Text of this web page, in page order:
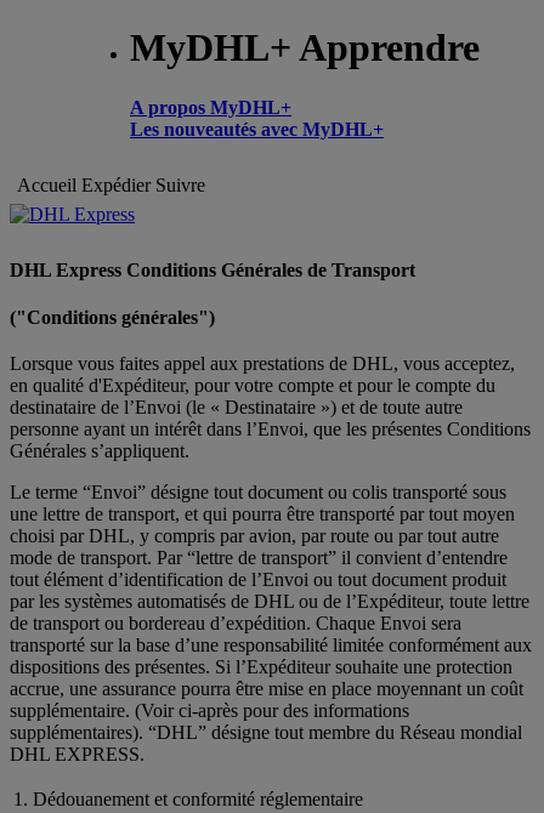
MyDHL+ Apprendre
A propos MyDHL+
Les nouveautés avec MyDHL+
Accueil Expédier Suivre
DHL Express Conditions Générales de Transport
("Conditions générales")
Lorsque vous faites appel aux prestations de DHL, vous acceptez,
en qualité d'Expéditeur, pour votre compte et pour le compte du
destinataire de l’Envoi (le « Destinataire ») et de toute autre
personne ayant un intérêt dans l’Envoi, que les présentes Conditions
Générales s’appliquent.
Le terme “Envoi” désigne tout document ou colis transporté sous
une lettre de transport, et qui pourra être transporté par tout moyen
choisi par DHL, y compris par avion, par route ou par tout autre
mode de transport. Par “lettre de transport” il convient d’entendre
tout élément d’identification de l’Envoi ou tout document produit
par les systèmes automatisés de DHL ou de l’Expéditeur, toute lettre
de transport ou bordereau d’expédition. Chaque Envoi sera
transporté sur la base d’une responsabilité limitée conformément aux
dispositions des présentes. Si l’Expéditeur souhaite une protection
accrue, une assurance pourra être mise en place moyennant un coût
supplémentaire. (Voir ci-après pour des informations
supplémentaires). “DHL” désigne tout membre du Réseau mondial
DHL EXPRESS.
1. Dédouanement et conformité réglementaire